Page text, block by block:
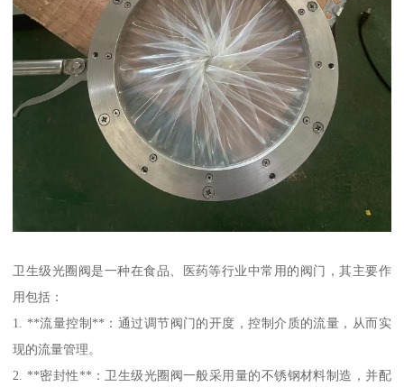
卫生级光圈阀是一种在食品、医药等行业中常用的阀门，其主要作
用包括：
1. **流量控制**：通过调节阀门的开度，控制介质的流量，从而实
现的流量管理。
2. **密封性**：卫生级光圈阀一般采用量的不锈钢材料制造，并配